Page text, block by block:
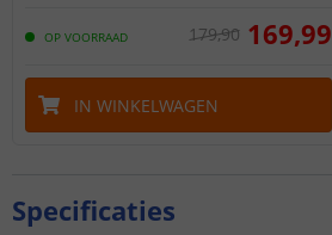
OP VOORRAAD 179,90 169,99
IN WINKELWAGEN
Specificaties